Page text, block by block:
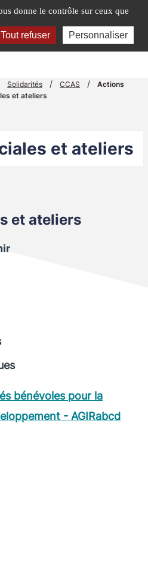
menu
Solidarités / CCAS /
Actions
et ateliers
et ateliers
et ateliers
bénévoles pour la
- AGIRabcd
donne le contrôle sur ceux que
Tout refuser Personnaliser